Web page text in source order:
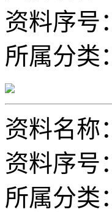
资料序号：
所属分类：
资料名称：
资料序号：
所属分类：